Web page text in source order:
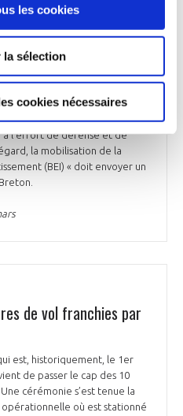
les cookies
sélection
cookies nécessaires
» à tous les acteurs de la
identifiés afin d’avoir un
comment mieux sécuriser et
aussi que les industriels de
accès à des financements
privés. Ces derniers
à l’effort de défense et de
la mobilisation de la
(BEI) « doit envoyer un
de vol franchies par
est, historiquement, le 1er
de passer le cap des 10
cérémonie s’est tenue la
où est stationné